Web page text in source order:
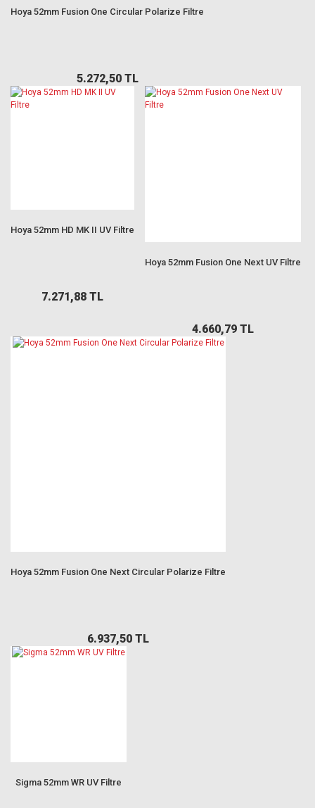
Hoya 52mm Fusion One Circular Polarize Filtre
5.272,50 TL
Hoya 52mm HD MK II UV Filtre
7.271,88 TL
Hoya 52mm Fusion One Next UV Filtre
4.660,79 TL
Hoya 52mm Fusion One Next Circular Polarize Filtre
6.937,50 TL
Sigma 52mm WR UV Filtre